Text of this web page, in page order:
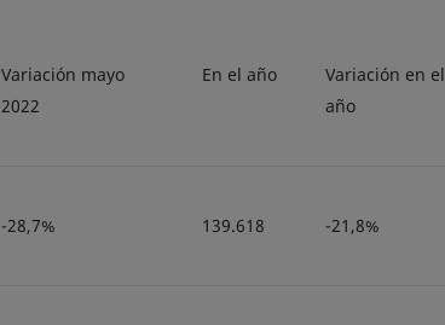
Variación mayo
2022
En el año
Variación en el
año
-28,7% 139.618 -21,8%